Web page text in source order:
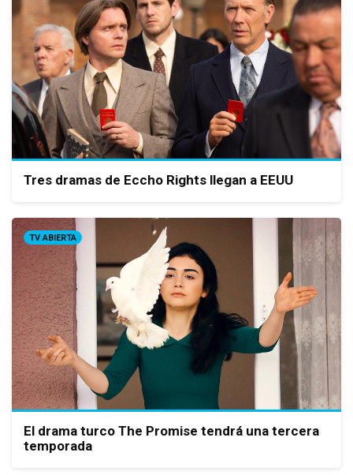
Tres dramas de Eccho Rights llegan a EEUU
TV ABIERTA
El drama turco The Promise tendrá una tercera
temporada